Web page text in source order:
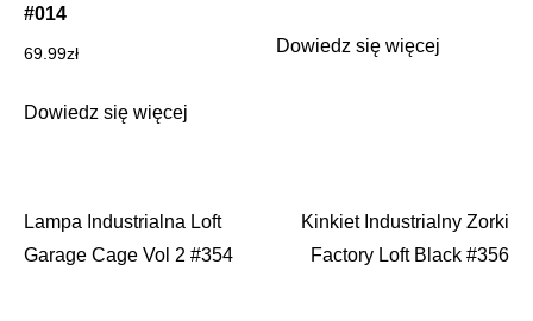
#014
69.99zł
Dowiedz się więcej
Dowiedz się więcej
Nawigacja
Lampa Industrialna Loft
Garage Cage Vol 2 #354
Kinkiet Industrialny Zorki
Factory Loft Black #356